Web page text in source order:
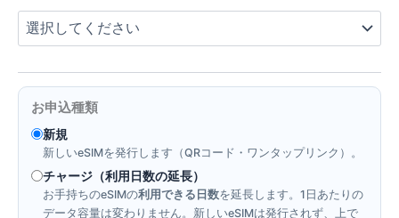
お申込種類
新規
新しいeSIMを発行します（QRコード・ワンタップリンク）。
チャージ（利用日数の延長）
お手持ちのeSIMの利用できる日数を延長します。1日あたりの
データ容量は変わりません。新しいeSIMは発行されず、上で